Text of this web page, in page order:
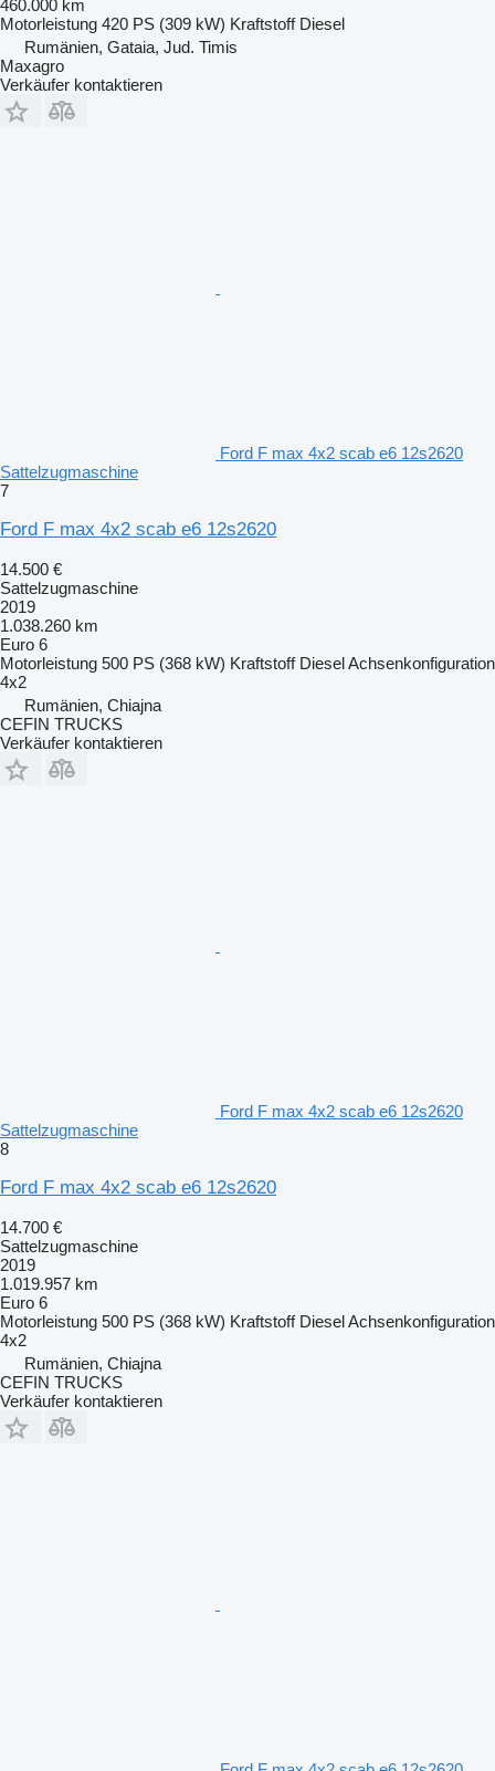
460.000 km
Motorleistung 420 PS (309 kW) Kraftstoff Diesel
Rumänien, Gataia, Jud. Timis
Maxagro
Verkäufer kontaktieren
Ford F max 4x2 scab e6 12s2620
Sattelzugmaschine
7
Ford F max 4x2 scab e6 12s2620
14.500 €
Sattelzugmaschine
2019
1.038.260 km
Euro 6
Motorleistung 500 PS (368 kW) Kraftstoff DieselAchsenkonfiguration
4x2
Rumänien, Chiajna
CEFIN TRUCKS
Verkäufer kontaktieren
Ford F max 4x2 scab e6 12s2620
Sattelzugmaschine
8
Ford F max 4x2 scab e6 12s2620
14.700 €
Sattelzugmaschine
2019
1.019.957 km
Euro 6
Motorleistung 500 PS (368 kW) Kraftstoff DieselAchsenkonfiguration
4x2
Rumänien, Chiajna
CEFIN TRUCKS
Verkäufer kontaktieren